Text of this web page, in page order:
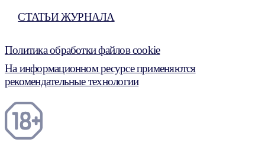
СТАТЬИ ЖУРНАЛА
Политика обработки файлов cookie
На информационном ресурсе применяются
рекомендательные технологии